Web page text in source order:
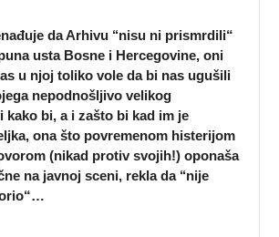
da Arhivu ‘‘nisu ni prismrdili“
usta Bosne i Hercegovine, oni
u njoj toliko vole da bi nas ugušili
nepodnošljivo velikog
kako bi, a i zašto bi kad im je
ona što povremenom histerijom
(nikad protiv svojih!) oponaša
na javnoj sceni, rekla da ‘‘nije